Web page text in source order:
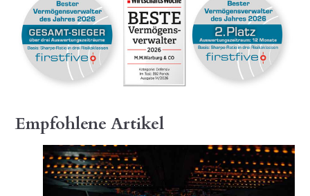
Empfohlene Artikel